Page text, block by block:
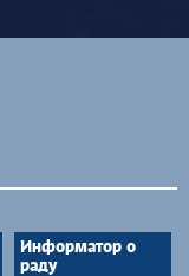
Информатор о
раду